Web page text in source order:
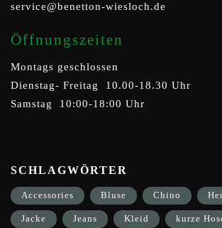
service@benetton-wiesloch.de
Öffnungszeiten
Montags geschlossen
Dienstag- Freitag 10.00-18.30 Uhr
Samstag 10:00-18:00 Uhr
SCHLAGWÖRTER
Accessories Bluse Chino
Jacke Jeans Kleid kurze